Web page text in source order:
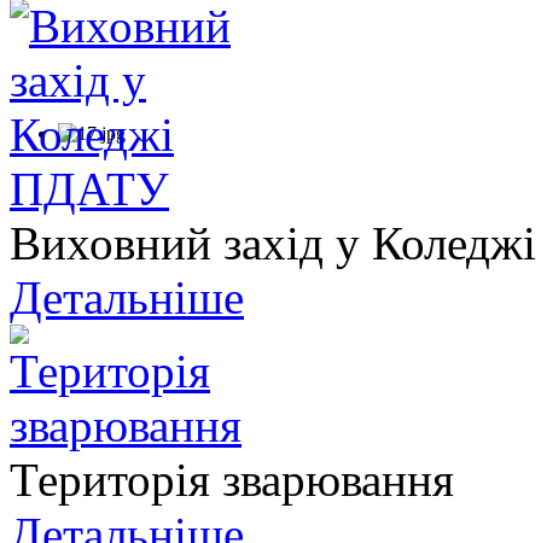
Виховний захід у
Детальніше
Територія зварювання